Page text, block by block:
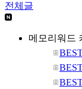
전체글
메모리워드